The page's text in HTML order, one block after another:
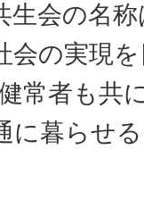
生会の名
会の実現
常者も共
に暮らせ